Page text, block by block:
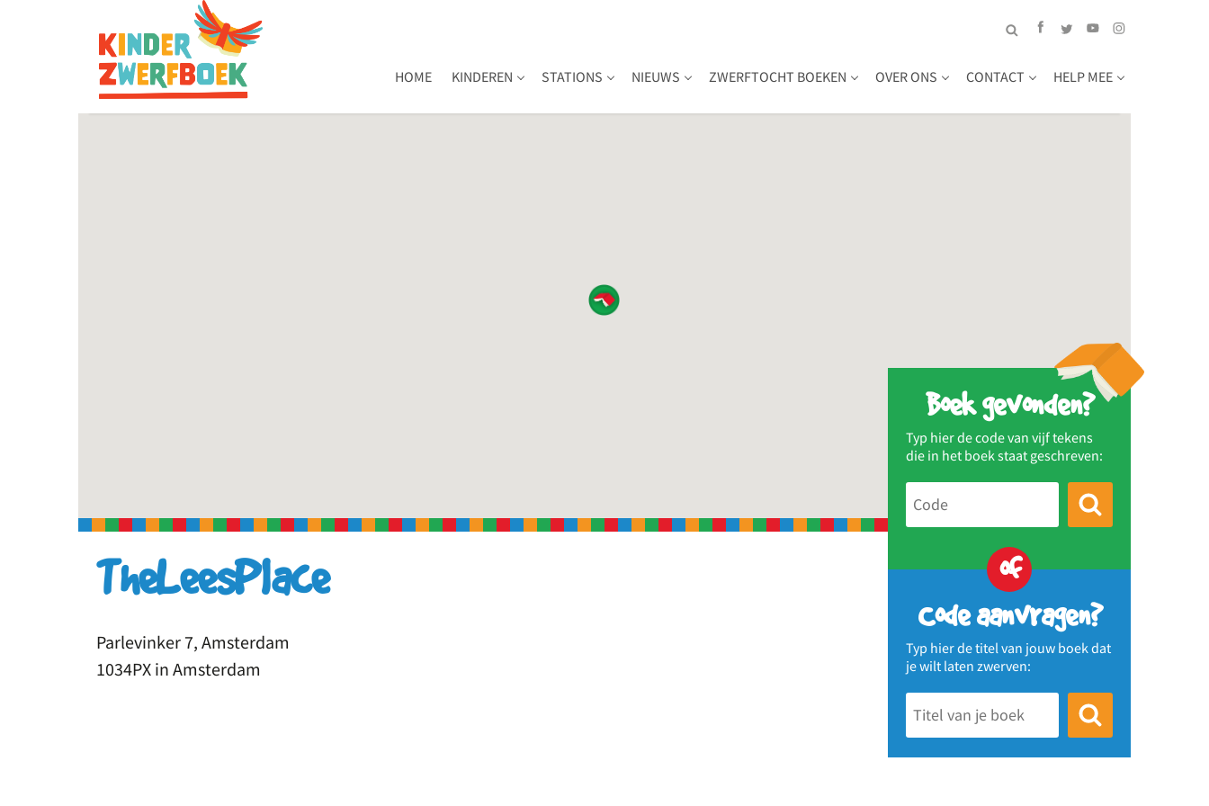
HOME KINDEREN STATIONS NIEUWS ZWERFTOCHT BOEKEN OVER ONS CONTACT HELP MEE
Boek gevonden?
Typ hier de code van vijf tekens
die in het boek staat geschreven:
of
Code aanvragen?
Typ hier de titel van jouw boek dat
je wilt laten zwerven:
TheLeesPlace
Parlevinker 7, Amsterdam
1034PX in Amsterdam